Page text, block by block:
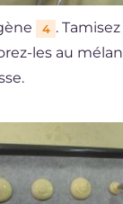
4 .
les au